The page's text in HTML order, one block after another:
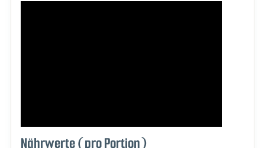
Nährwerte (pro Portion)